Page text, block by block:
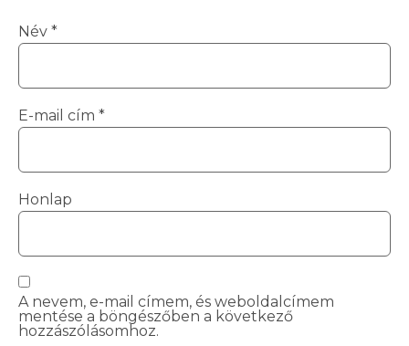
Név *
E-mail cím *
Honlap
A nevem, e-mail címem, és weboldalcímem
mentése a böngészőben a következő
hozzászólásomhoz.